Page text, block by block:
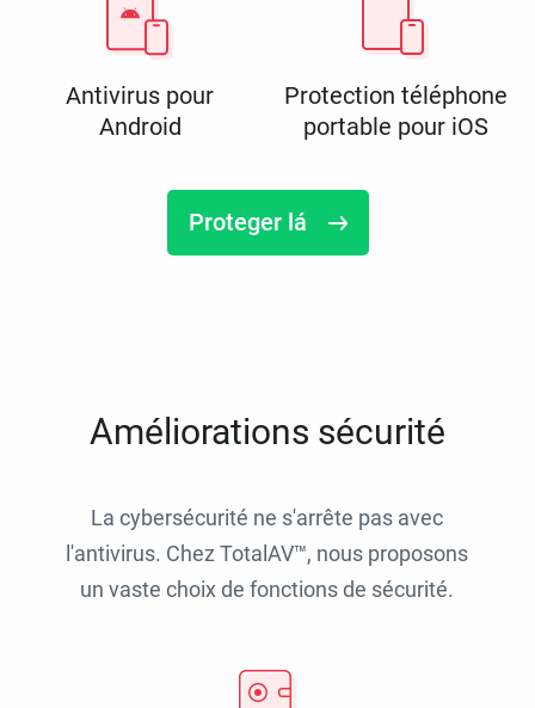
Antivirus pour
Android
Protection téléphone
portable pour iOS
Proteger lá
Améliorations sécurité
La cybersécurité ne s'arrête pas avec
l'antivirus. Chez TotalAV™, nous proposons
un vaste choix de fonctions de sécurité.